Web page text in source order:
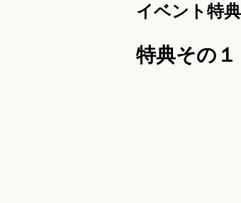
イベント特典
特典その